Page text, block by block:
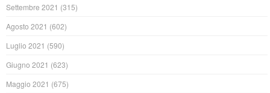
Settembre 2021 (315)
Agosto 2021 (602)
Luglio 2021 (590)
Giugno 2021 (623)
Maggio 2021 (675)